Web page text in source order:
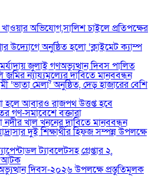
অভিযোগ,সালিশ চাইলে প্রতিপক্ষের
উদ্যোগে অনুষ্ঠিত হলো ‘ক্লাইমেট ক্যাম্প
জুলাই গণঅভ্যুত্থান দিবস পালিত
ন্যায্যমূল্যের দাবিতে মানববন্ধন
‘ভাতা মেলা’ অনুষ্ঠিত, দেড় হাজারের বেশি
হলে আবারও রাজপথ উত্তপ্ত হবে
গণ-সমাবেশে বক্তারা
খাল খননের দাবিতে মানববন্ধন
দুই শিক্ষার্থীর হিফজ সম্পন্ন উপলক্ষে
ট্যাবলেটসহ গ্রেপ্তার ২,
আটক
দিবস-২০২৬ উপলক্ষে প্রস্তুতিমূলক